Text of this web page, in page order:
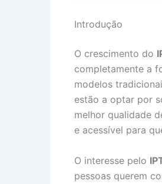
Introdução
O crescimento do
completamente a
modelos
estão a optar por
melhor qualidade
e acessível para
O interesse pelo
pessoas querem